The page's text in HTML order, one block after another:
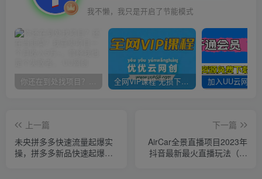
我不懒，我只是开启了节能模式
你还在到处找项目？还在当韭菜？我靠卖项目一个月收入5万+，曾经我也是个失败者。 全网VIP课程 无损下载~
上一篇
未央拼多多快速流量起爆实
操，拼多多新品快速起爆实
下一篇
AirCar全景直播项目2023年
抖音最新最火直播玩法（兔